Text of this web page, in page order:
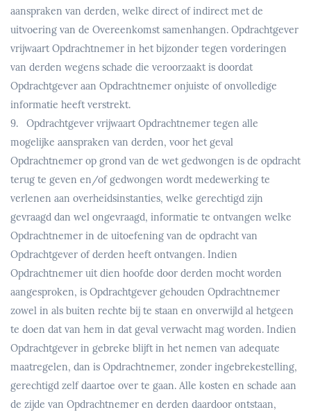
aanspraken van derden, welke direct of indirect met de
uitvoering van de Overeenkomst samenhangen. Opdrachtgever
vrijwaart Opdrachtnemer in het bijzonder tegen vorderingen
van derden wegens schade die veroorzaakt is doordat
Opdrachtgever aan Opdrachtnemer onjuiste of onvolledige
informatie heeft verstrekt.
9. Opdrachtgever vrijwaart Opdrachtnemer tegen alle
mogelijke aanspraken van derden, voor het geval
Opdrachtnemer op grond van de wet gedwongen is de opdracht
terug te geven en/of gedwongen wordt medewerking te
verlenen aan overheidsinstanties, welke gerechtigd zijn
gevraagd dan wel ongevraagd, informatie te ontvangen welke
Opdrachtnemer in de uitoefening van de opdracht van
Opdrachtgever of derden heeft ontvangen. Indien
Opdrachtnemer uit dien hoofde door derden mocht worden
aangesproken, is Opdrachtgever gehouden Opdrachtnemer
zowel in als buiten rechte bij te staan en onverwijld al hetgeen
te doen dat van hem in dat geval verwacht mag worden. Indien
Opdrachtgever in gebreke blijft in het nemen van adequate
maatregelen, dan is Opdrachtnemer, zonder ingebrekestelling,
gerechtigd zelf daartoe over te gaan. Alle kosten en schade aan
de zijde van Opdrachtnemer en derden daardoor ontstaan,